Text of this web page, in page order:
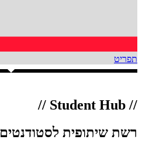
תפריט
// Student Hub //
רשת שיתופית לסטודנטים